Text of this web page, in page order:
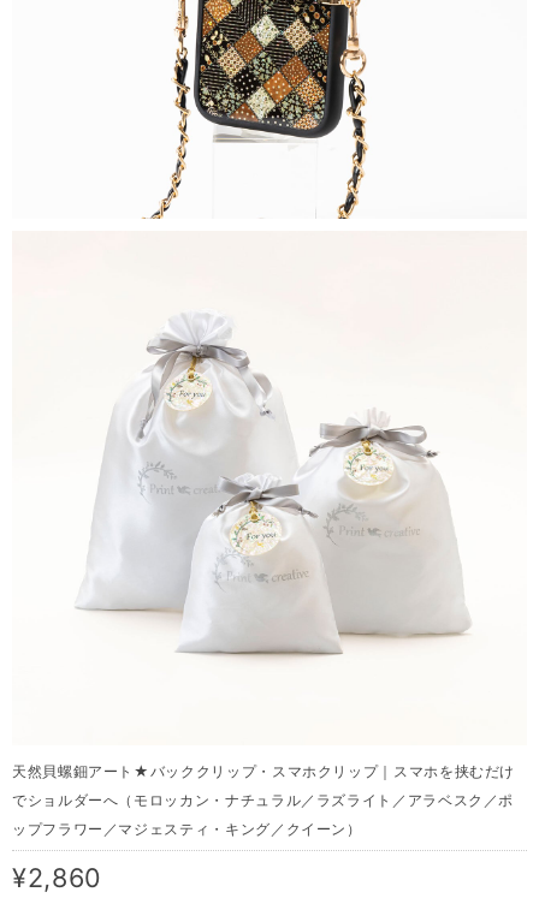
天然貝螺鈿アート★バッククリップ・スマホクリップ｜スマホを挟むだけ
でショルダーへ（モロッカン・ナチュラル／ラズライト／アラベスク／ポ
ップフラワー／マジェスティ・キング／クイーン）
¥2,860